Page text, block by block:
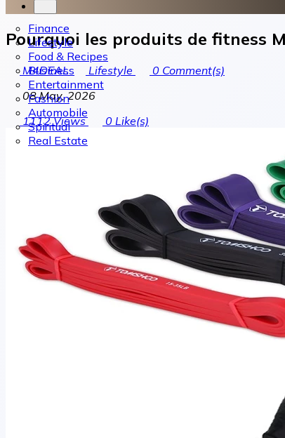
Finance
Lifestyle
Food & Recipes
Business
Entertainment
Fashion
Automobile
Spiritual
Real Estate
Pourquoi les produits de fitness
M4DEAL Lifestyle 0 Comment(s)
08 May, 2026
1112Views 0 Like(s)